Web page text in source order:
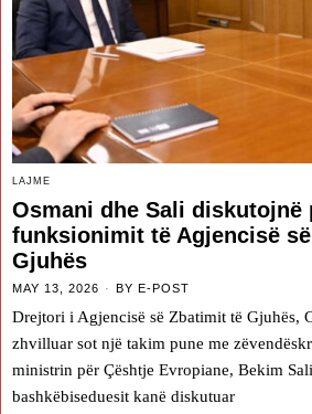
LAJME
Osmani dhe Sali diskutojnë
funksionimit të Agjencisë
Gjuhës
MAY 13, 2026 BY E-POST
Drejtori i Agjencisë së Zbatimit të Gjuhës,
zhvilluar sot një takim pune me
ministrin për Çështje Evropiane, Bekim
bashkëbiseduesit kanë diskutuar